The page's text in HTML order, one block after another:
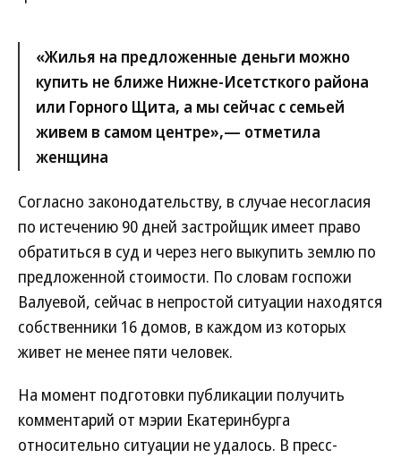
«Жилья на предложенные деньги можно
купить не ближе Нижне-Исетсткого района
или Горного Щита, а мы сейчас с семьей
живем в самом центре»,— отметила
женщина
Согласно законодательству, в случае несогласия
по истечению 90 дней застройщик имеет право
обратиться в суд и через него выкупить землю по
предложенной стоимости. По словам госпожи
Валуевой, сейчас в непростой ситуации находятся
собственники 16 домов, в каждом из которых
живет не менее пяти человек.
На момент подготовки публикации получить
комментарий от мэрии Екатеринбурга
относительно ситуации не удалось. В пресс-